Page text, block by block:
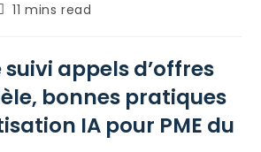
11 mins read
appels d’offres
bonnes pratiques
IA pour PME du